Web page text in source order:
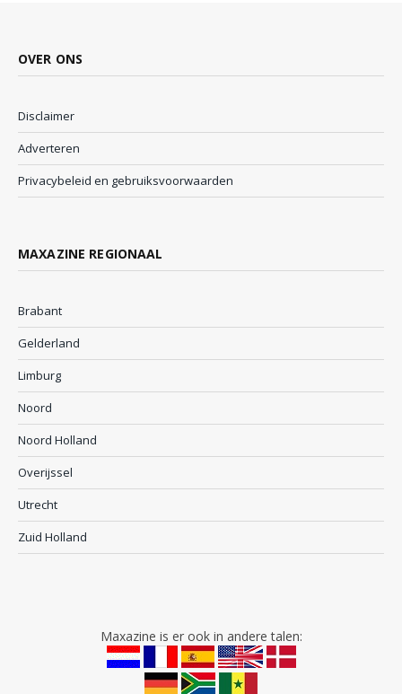
OVER ONS
Disclaimer
Adverteren
Privacybeleid en gebruiksvoorwaarden
MAXAZINE REGIONAAL
Brabant
Gelderland
Limburg
Noord
Noord Holland
Overijssel
Utrecht
Zuid Holland
Maxazine is er ook in andere talen: